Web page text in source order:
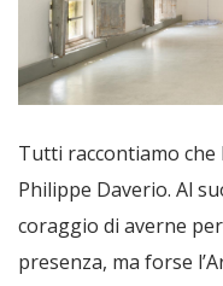
Tutti raccontiamo che
Philippe Daverio. Al
coraggio di averne
presenza, ma forse